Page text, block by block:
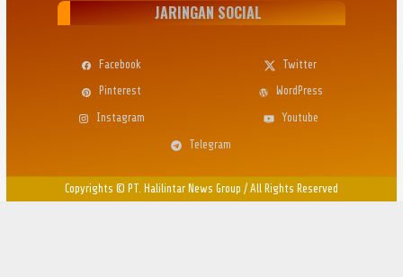
JARINGAN SOCIAL
Facebook
Twitter
Pinterest
WordPress
Instagram
Youtube
Telegram
Copyrights © PT. Halilintar News Group / All Rights Reserved